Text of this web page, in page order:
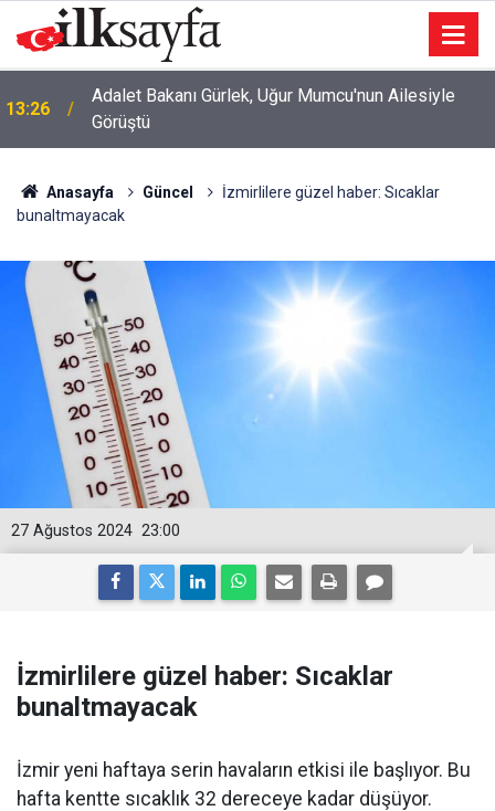
13:26
Adalet Bakanı Gürlek, Uğur Mumcu'nun Ailesiyle
Görüştü
Anasayfa Güncel
İzmirlilere güzel haber: Sıcaklar
bunaltmayacak
23:00
27 Ağustos 2024
İzmirlilere güzel haber: Sıcaklar
bunaltmayacak
İzmir yeni haftaya serin havaların etkisi ile başlıyor. Bu
hafta kentte sıcaklık 32 dereceye kadar düşüyor.